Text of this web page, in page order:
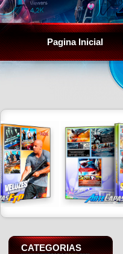
Pagina Inicial
CATEGORIAS